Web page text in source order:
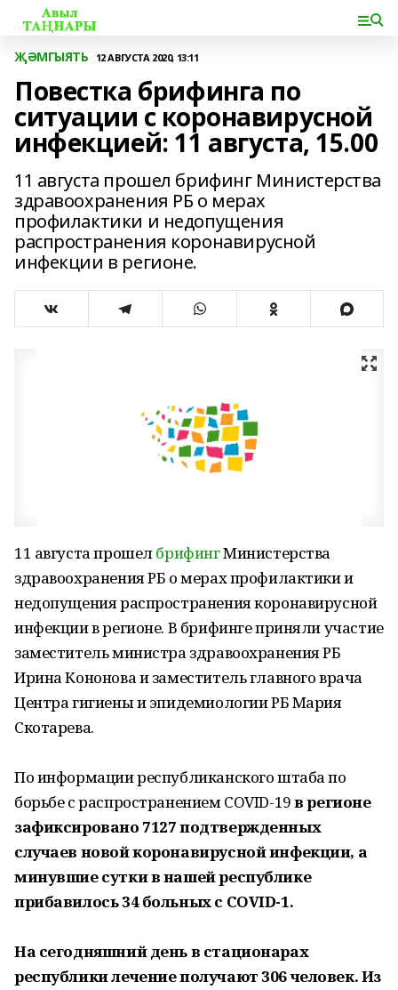
ҖӘМГЫЯТЬ 12 АВГУСТА 2020, 13:11
Повестка брифинга по
ситуации с коронавирусной
инфекцией: 11 августа, 15.00
11 августа прошел брифинг Министерства
здравоохранения РБ о мерах
профилактики и недопущения
распространения коронавирусной
инфекции в регионе.
11 августа прошелбрифингМинистерства
здравоохранения РБ о мерах профилактики и
недопущения распространения коронавирусной
инфекции в регионе. В брифинге приняли участие
заместитель министра здравоохранения РБ
Ирина Кононова и заместитель главного врача
Центра гигиены и эпидемиологии РБ Мария
Скотарева.
По информации республиканского штаба по
борьбе с распространением COVID-19в регионе
зафиксировано 7127 подтвержденных
случаев новой коронавирусной инфекции, а
минувшие сутки в нашей республике
прибавилось 34 больных с COVID-1.
На сегодняшний день в стационарах
республики лечение получают 306 человек. Из